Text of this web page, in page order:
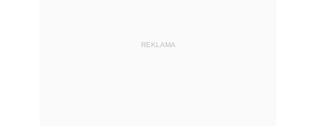
REKLAMA